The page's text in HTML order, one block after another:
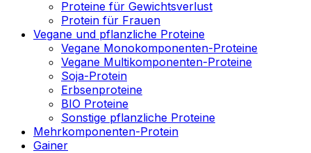
Proteine für Gewichtsverlust
Protein für Frauen
Vegane und pflanzliche Proteine
Vegane Monokomponenten-Proteine
Vegane Multikomponenten-Proteine
Soja-Protein
Erbsenproteine
BIO Proteine
Sonstige pflanzliche Proteine
Mehrkomponenten-Protein
Gainer